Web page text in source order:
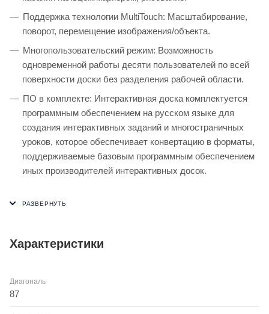
Поддержка технологии MultiTouch: Масштабирование,
поворот, перемещение изображения/объекта.
Многопользовательский режим: Возможность
одновременной работы десяти пользователей по всей
поверхности доски без разделения рабочей области.
ПО в комплекте: Интерактивная доска комплектуется
программным обеспечением на русском языке для
создания интерактивных заданий и многостраничных
уроков, которое обеспечивает конвертацию в форматы,
поддерживаемые базовым программным обеспечением
иных производителей интерактивных досок.
Характеристики
Диагональ
87